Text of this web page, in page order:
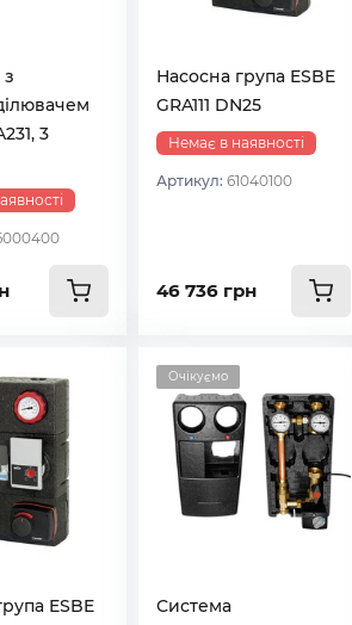
3
Насосна група ESBE
GRA111 DN25
Немає в наявності
Артикул:61040100
46 736 грн
ESBE
Очікуємо
Система